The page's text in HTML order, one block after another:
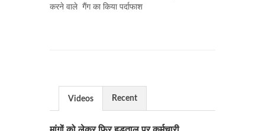
करने वाले गैंग का किया पर्दाफाश
Videos Recent